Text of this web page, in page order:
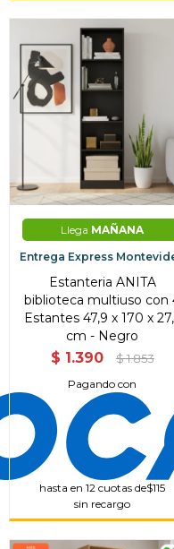
Llega MAÑANA
Entrega Express
Estanteria ANITA
biblioteca multiuso con
Estantes 47,9 x 170 x
cm - Negro
$ 1.390 $ 1.853
Pagando con
hasta en 12 cuotas de$115
sin recargo
cuotas
* sujeto
Verifica si estás
Cédula de identidad
Celular
Fecha de
Día
Estás calificado
¡Tenés hasta
Elegí tus
Elegí Pago
puede
Parece que no
el
Por favor